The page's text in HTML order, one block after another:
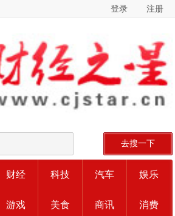
登录 注册
去搜一下
财经 科技 汽车 娱乐
游戏 美食 商讯 消费